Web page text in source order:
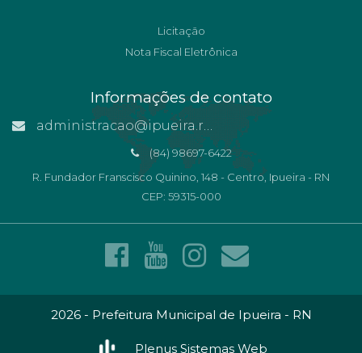
Licitação
Nota Fiscal Eletrônica
Informações de contato
administracao@ipueira.rn.gov.br
(84) 98697-6422
R. Fundador Franscisco Quinino, 148 - Centro, Ipueira - RN
CEP: 59315-000
2026 - Prefeitura Municipal de Ipueira - RN
Plenus Sistemas Web